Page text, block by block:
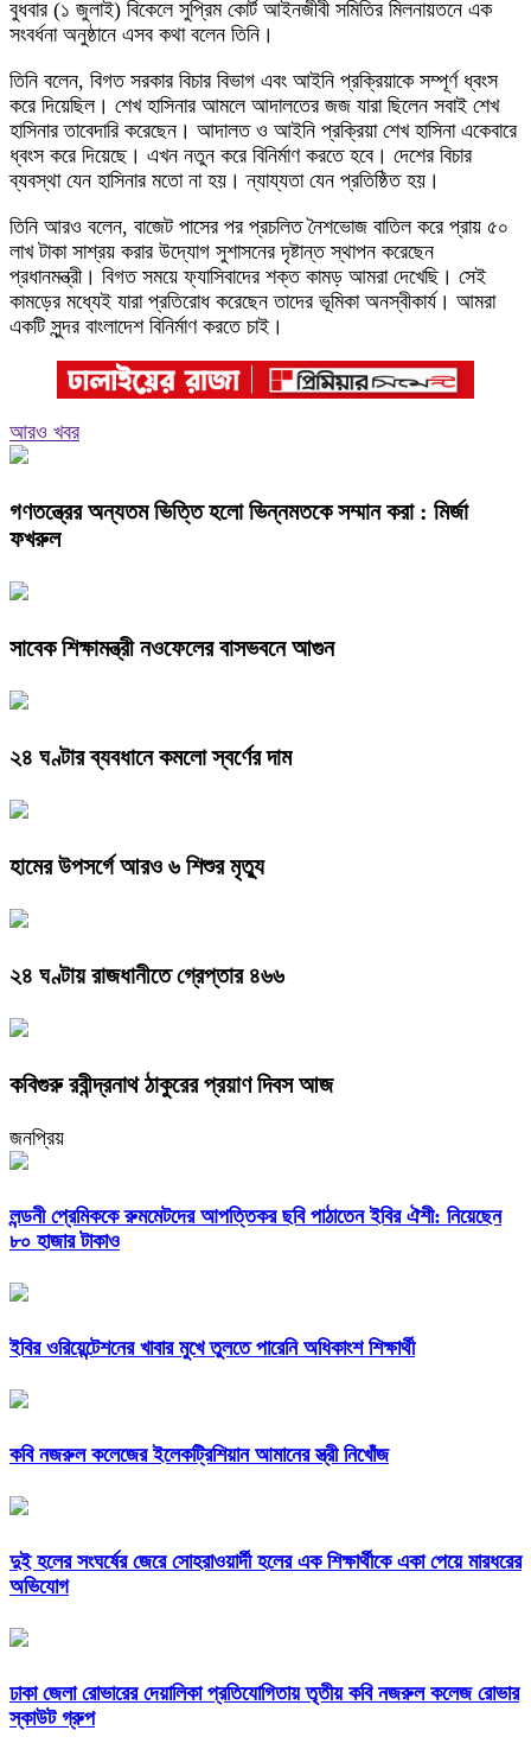
বুধবার (১ জুলাই) বিকেলে সুপ্রিম কোর্ট আইনজীবী সমিতির মিলনায়তনে এক
সংবর্ধনা অনুষ্ঠানে এসব কথা বলেন তিনি।
তিনি বলেন, বিগত সরকার বিচার বিভাগ এবং আইনি প্রক্রিয়াকে সম্পূর্ণ ধ্বংস
করে দিয়েছিল। শেখ হাসিনার আমলে আদালতের জজ যারা ছিলেন সবাই শেখ
হাসিনার তাবেদারি করেছেন। আদালত ও আইনি প্রক্রিয়া শেখ হাসিনা একেবারে
ধ্বংস করে দিয়েছে। এখন নতুন করে বিনির্মাণ করতে হবে। দেশের বিচার
ব্যবস্থা যেন হাসিনার মতো না হয়। ন্যায্যতা যেন প্রতিষ্ঠিত হয়।
তিনি আরও বলেন, বাজেট পাসের পর প্রচলিত নৈশভোজ বাতিল করে প্রায় ৫০
লাখ টাকা সাশ্রয় করার উদ্যোগ সুশাসনের দৃষ্টান্ত স্থাপন করেছেন
প্রধানমন্ত্রী। বিগত সময়ে ফ্যাসিবাদের শক্ত কামড় আমরা দেখেছি। সেই
কামড়ের মধ্যেই যারা প্রতিরোধ করেছেন তাদের ভূমিকা অনস্বীকার্য। আমরা
একটি সুন্দর বাংলাদেশ বিনির্মাণ করতে চাই।
আরও খবর
গণতন্ত্রের অন্যতম ভিত্তি হলো ভিন্নমতকে সম্মান করা : মির্জা
ফখরুল
সাবেক শিক্ষামন্ত্রী নওফেলের বাসভবনে আগুন
২৪ ঘণ্টার ব্যবধানে কমলো স্বর্ণের দাম
হামের উপসর্গে আরও ৬ শিশুর মৃত্যু
২৪ ঘণ্টায় রাজধানীতে গ্রেপ্তার ৪৬৬
কবিগুরু রবীন্দ্রনাথ ঠাকুরের প্রয়াণ দিবস আজ
জনপ্রিয়
লন্ডনী প্রেমিককে রুমমেটদের আপত্তিকর ছবি পাঠাতেন ইবির ঐশী: নিয়েছেন
৮০ হাজার টাকাও
ইবির ওরিয়েন্টেশনের খাবার মুখে তুলতে পারেনি অধিকাংশ শিক্ষার্থী
কবি নজরুল কলেজের ইলেকট্রিশিয়ান আমানের স্ত্রী নিখোঁজ
দুই হলের সংঘর্ষের জেরে সোহরাওয়ার্দী হলের এক শিক্ষার্থীকে একা পেয়ে মারধরের
অভিযোগ
ঢাকা জেলা রোভারের দেয়ালিকা প্রতিযোগিতায় তৃতীয় কবি নজরুল কলেজ রোভার
স্কাউট গ্রুপ